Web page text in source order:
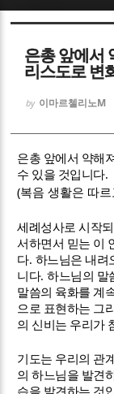
은총 앞에서
리스도로 변
by 이마르첼리노M
은총 앞에서 약해
수 있을 것입니다.
(복음 생활은 따
세례성사로 시작
서하면서 믿는 이
다. 하느님은 내려
니다.하느님의 말
말씀의 육화를 계
으로 표현하는 그
의 신비는 우리가
기도는 우리의 관
의 하느님을 발견